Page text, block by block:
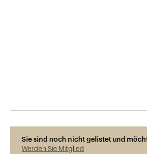
Sie sind noch nicht gelistet und
Werden Sie Mitglied